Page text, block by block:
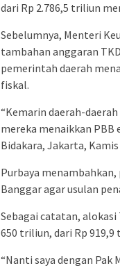
dari Rp 2.786,5 triliun
Sebelumnya, Menteri
tambahan anggaran
pemerintah daerah
fiskal.
“Kemarin daerah-
mereka menaikkan PBB
Bidakara, Jakarta,
Purbaya menambahkan,
Banggar agar usulan
Sebagai catatan, alokasi
650 triliun, dari Rp 919,9
“Nanti saya dengan Pak